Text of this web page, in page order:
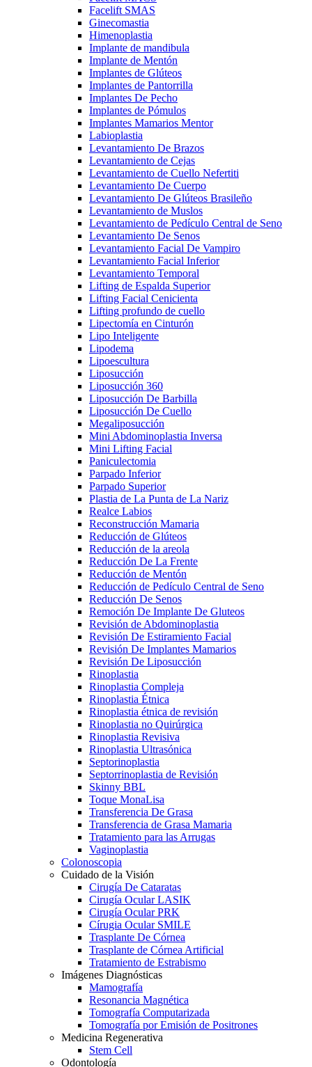
Facelift SMAS
Ginecomastia
Himenoplastia
Implante de mandibula
Implante de Mentón
Implantes de Glúteos
Implantes de Pantorrilla
Implantes De Pecho
Implantes de Pómulos
Implantes Mamarios Mentor
Labioplastia
Levantamiento De Brazos
Levantamiento de Cejas
Levantamiento de Cuello Nefertiti
Levantamiento De Cuerpo
Levantamiento De Glúteos Brasileño
Levantamiento de Muslos
Levantamiento de Pedículo Central de Seno
Levantamiento De Senos
Levantamiento Facial De Vampiro
Levantamiento Facial Inferior
Levantamiento Temporal
Lifting de Espalda Superior
Lifting Facial Cenicienta
Lifting profundo de cuello
Lipectomía en Cinturón
Lipo Inteligente
Lipodema
Lipoescultura
Liposucción
Liposucción 360
Liposucción De Barbilla
Liposucción De Cuello
Megaliposucción
Mini Abdominoplastia Inversa
Mini Lifting Facial
Paniculectomia
Parpado Inferior
Parpado Superior
Plastia de La Punta de La Nariz
Realce Labios
Reconstrucción Mamaria
Reducción de Glúteos
Reducción de la areola
Reducción De La Frente
Reducción de Mentón
Reducción de Pedículo Central de Seno
Reducción De Senos
Remoción De Implante De Gluteos
Revisión de Abdominoplastia
Revisión De Estiramiento Facial
Revisión De Implantes Mamarios
Revisión De Liposucción
Rinoplastia
Rinoplastia Compleja
Rinoplastia Étnica
Rinoplastia étnica de revisión
Rinoplastia no Quirúrgica
Rinoplastia Revisiva
Rinoplastia Ultrasónica
Septorinoplastia
Septorrinoplastia de Revisión
Skinny BBL
Toque MonaLisa
Transferencia De Grasa
Transferencia de Grasa Mamaria
Tratamiento para las Arrugas
Vaginoplastia
Colonoscopia
Cuidado de la Visión
Cirugía De Cataratas
Cirugía Ocular LASIK
Cirugía Ocular PRK
Círugia Ocular SMILE
Trasplante De Córnea
Trasplante de Córnea Artificial
Tratamiento de Estrabismo
Imágenes Diagnósticas
Mamografía
Resonancia Magnética
Tomografía Computarizada
Tomografía por Emisión de Positrones
Medicina Regenerativa
Stem Cell
Odontología